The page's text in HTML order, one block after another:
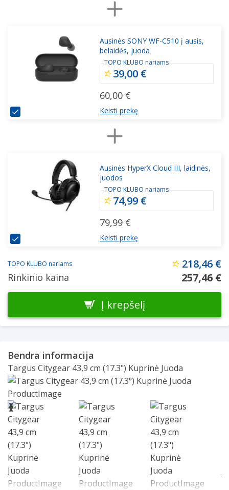
Ausinės SONY WF-C510 į ausis,
belaidės, juoda
60,00 €
TOPO KLUBO nariams
39,00 €
Keisti prekę
Ausinės HyperX Cloud III, laidinės,
juodos
79,99 €
TOPO KLUBO nariams
74,99 €
Keisti prekę
TOPO KLUBO nariams 218,46 €
Rinkinio kaina
257,46 €
Į krepšelį
Bendra informacija
Targus Citygear 43,9 cm (17.3") Kuprinė Juoda
Slide 1 of 12
❮
❯